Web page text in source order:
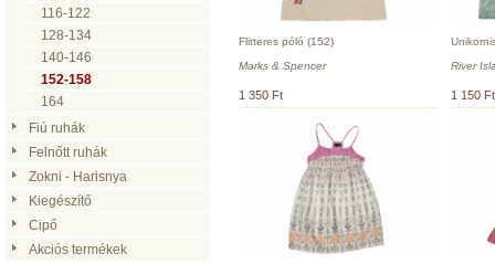
116-122
128-134
140-146
152-158
164
Fiú ruhák
Felnőtt ruhák
Zokni - Harisnya
Kiegészítő
Cipő
Akciós termékek
Flitteres póló (152)
Marks & Spencer
1 350 Ft
River
1 150 Ft